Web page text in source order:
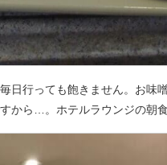
日行っても飽きません。お味
から…。ホテルラウンジの朝食